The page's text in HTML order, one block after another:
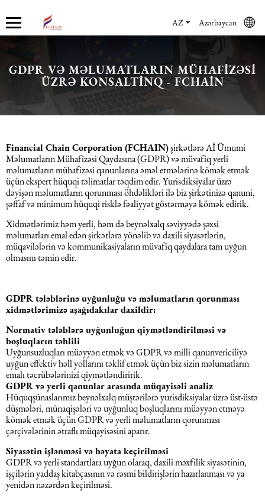
Haqqımızda
Şirkət haqqında
Xəbərlər
Xidmətlər
Mühasibat xidmətləri
Mühasibat xidmətləri
Mühasibat xidməti
Uçotun bərpası
Məsləhət Xidmətləri
Maliyyə hesabatının beynəlxalq
standartları
Əmək haqqın hesablanması
1C
Hüquq xidmətləri və konsaltinq
Azərbaycanda şirkətlərin qeydiyyatı
Əmək hüququ
Beynəlxalq (özəl) hüquq
Azərbaycanda miqrasiya xidmətləri
Mediasiya hüququ
Qanun, məxfilik, gizlilik və təhlükəsizlik
Məhkəmə hüququ
Hüquqi ekspertiza
Neft və qaz hüququ
Tikinti hüququ
İnsan Resursların uçotu
İnsan Resursların uçotu
İnsan Resursları üzrə audit
Autsorsinq və autstaffinq
Rekrutinq xidmətləri
Employer Of Record
Marketinq xidmətləri
Marketinq xidmətləri
Promo xidmətlər
Ticarət marketinq xidmətləri
AZ Azərbaycan
GDPR VƏ MƏLUMATLARIN MÜHAFIZƏSI
ÜZRƏ KONSALTINQ - FCHAIN
Financial Chain Corporation (FCHAIN)şirkətlərə Aİ Ümumi
Məlumatların Mühafizəsi Qaydasına (GDPR) və müvafiq yerli
məlumatların mühafizəsi qanunlarına əməl etmələrinə kömək etmək
üçün ekspert hüquqi təlimatlar təqdim edir. Yurisdiksiyalar üzrə
dəyişən məlumatların qorunması öhdəlikləri ilə biz şirkətinizə qanuni,
şəffaf və minimum hüquqi risklə fəaliyyət göstərməyə kömək edirik.
Xidmətlərimiz həm yerli, həm də beynəlxalq səviyyədə şəxsi
məlumatları emal edən şirkətlərə yönəlib və daxili siyasətlərin,
müqavilələrin və kommunikasiyaların müvafiq qaydalara tam uyğun
olmasını təmin edir.
GDPR tələblərinə uyğunluğu və məlumatların qorunması
xidmətlərimizə aşağıdakılar daxildir:
Normativ tələblərə uyğunluğun qiymətləndirilməsi və
boşluqların təhlili
Uyğunsuzluqları müəyyən etmək və GDPR və milli qanunvericiliyə
uyğun effektiv həll yollarını təklif etmək üçün biz sizin məlumatların
emalı təcrübələrinizi qiymətləndiririk.
GDPR və yerli qanunlar arasında müqayisəli analiz
Hüquqşünaslarımız beynəlxalq müştərilərə yurisdiksiyalar üzrə üst-üstə
düşmələri, münaqişələri və uyğunluq boşluqlarını müəyyən etməyə
kömək etmək üçün GDPR və yerli məlumatların qorunması
çərçivələrinin ətraflı müqayisəsini aparır.
Siyasətin işlənməsi və həyata keçirilməsi
GDPR və yerli standartlara uyğun olaraq, daxili məxfilik siyasətinin,
işçilərin yaddaş kitabçasının və rəsmi bildirişlərin hazırlanması və ya
yenidən nəzərdən keçirilməsi.